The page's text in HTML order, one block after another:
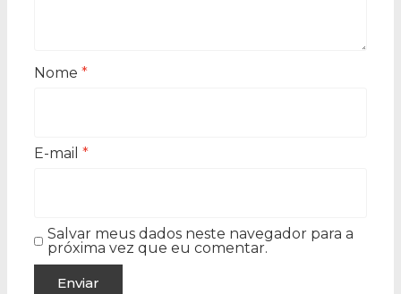
Nome *
E-mail *
Salvar meus dados neste navegador para a
próxima vez que eu comentar.